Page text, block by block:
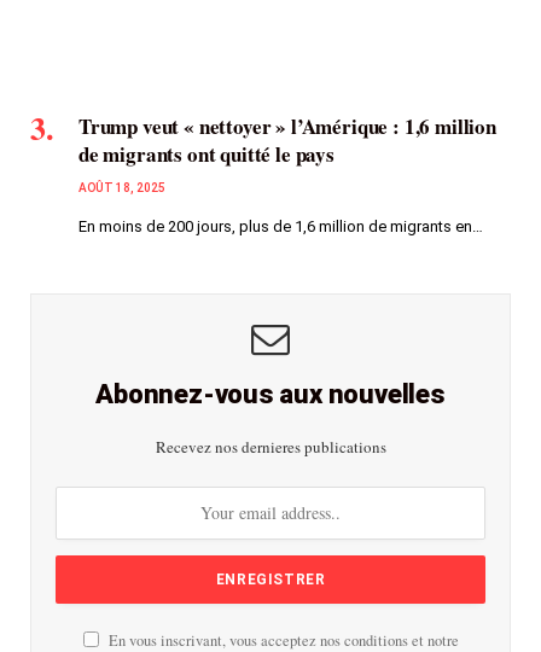
Trump veut « nettoyer » l’Amérique : 1,6 million
de migrants ont quitté le pays
AOÛT 18, 2025
En moins de 200 jours, plus de 1,6 million de migrants en…
Abonnez-vous aux nouvelles
Recevez nos dernieres publications
En vous inscrivant, vous acceptez nos conditions et notre